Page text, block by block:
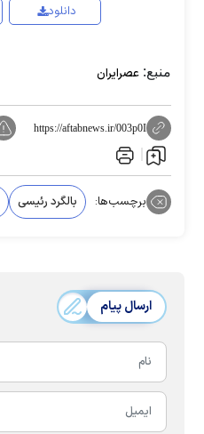
دانلود
منبع: عصرایران
https://aftabnews.ir/003p0I
برچسب‌ها: بالگرد رئیسی
ارسال پیام